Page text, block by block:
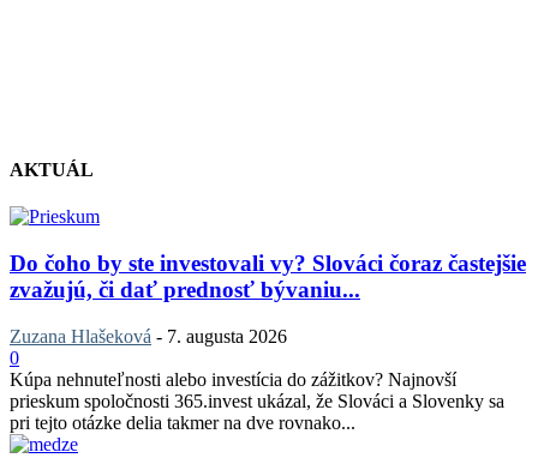
AKTUÁL
Do čoho by ste investovali vy? Slováci čoraz častejšie
zvažujú, či dať prednosť bývaniu...
Zuzana Hlašeková - 7. augusta 2026
0
Kúpa nehnuteľnosti alebo investícia do zážitkov? Najnovší
prieskum spoločnosti 365.invest ukázal, že Slováci a Slovenky sa
pri tejto otázke delia takmer na dve rovnako...